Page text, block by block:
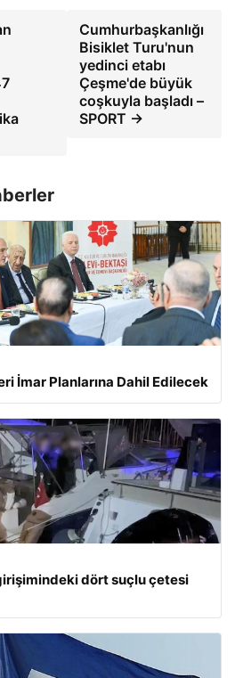
Cumhurbaşkanlığı
Bisiklet Turu'nun
yedinci etabı
Çeşme'de büyük
coşkuyla başladı –
SPORT →
İmar Planlarına Dahil Edilecek
dört suçlu çetesi